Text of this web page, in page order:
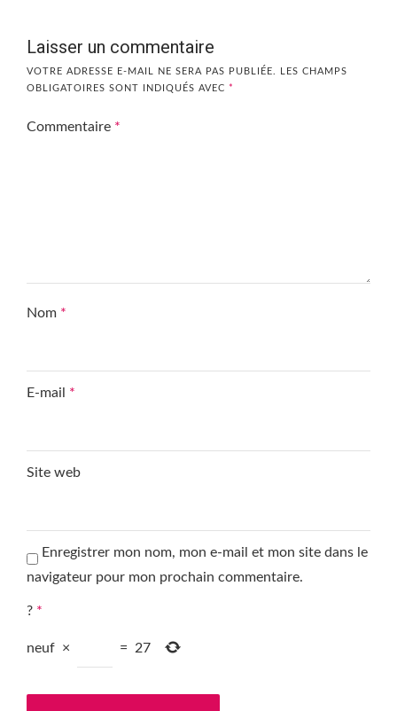
Laisser un commentaire
VOTRE ADRESSE E-MAIL NE SERA PAS PUBLIÉE.
LES CHAMPS
OBLIGATOIRES SONT INDIQUÉS AVEC *
Commentaire *
Nom *
E-mail *
Site web
Enregistrer mon nom, mon e-mail et mon site dans le
navigateur pour mon prochain commentaire.
? *
neuf × = 27